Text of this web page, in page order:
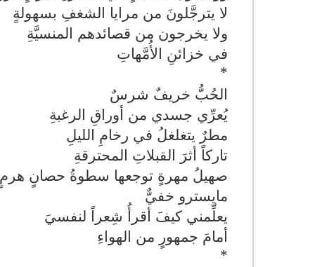
لا يترجَّلونَ من مرايا الشغفِ بسهولةٍ
ولا يخرجون من قصائدهم المنسيَّةِ
في خزائنِ الأُمَّهاتِ
*
الحُبُّ خريفٌ شرسٌ
يُعرِّي جسدي من أوراقِ الرغبةِ
مطرٌ يتغلغلُ في رخامِ الليلِ
تاركاً أثرَ القبلاتِ المحترقةِ
صهيلُ مهرةٍ توجعها سطوةُ حصانٍ هرمٍ
مايسترو خفيٌّ
يعلِّمني كيفَ أقرأُ شِعراً لنفسيَ
أمامَ جمهورٍ من الهواءِ
*